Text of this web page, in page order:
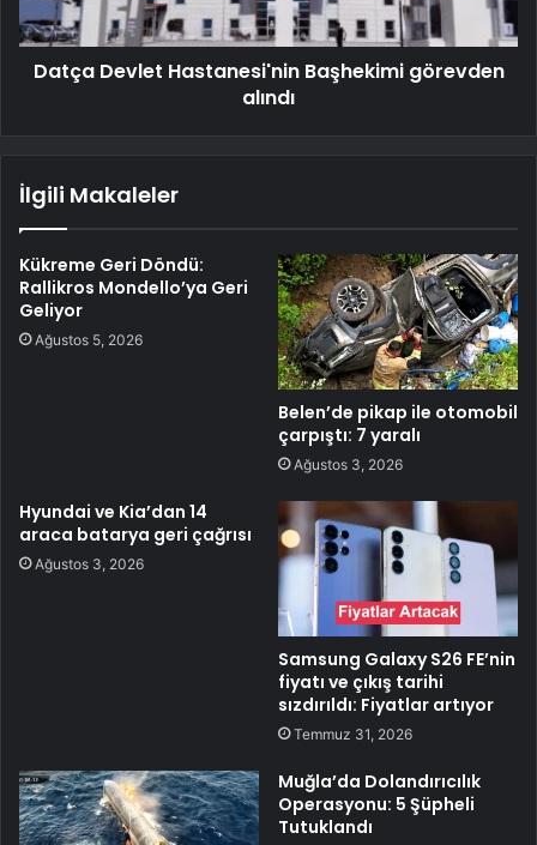
Datça Devlet Hastanesi'nin Başhekimi görevden
alındı
İlgili Makaleler
Kükreme Geri Döndü:
Rallikros Mondello’ya Geri
Geliyor
Ağustos 5, 2026
Belen’de pikap ile otomobil
çarpıştı: 7 yaralı
Ağustos 3, 2026
Hyundai ve Kia’dan 14
araca batarya geri çağrısı
Ağustos 3, 2026
Samsung Galaxy S26 FE’nin
fiyatı ve çıkış tarihi
sızdırıldı: Fiyatlar artıyor
Temmuz 31, 2026
Muğla’da Dolandırıcılık
Operasyonu: 5 Şüpheli
Tutuklandı